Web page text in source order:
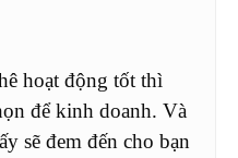
hoạt động tốt thì
để kinh doanh. Và
sẽ đem đến cho bạn